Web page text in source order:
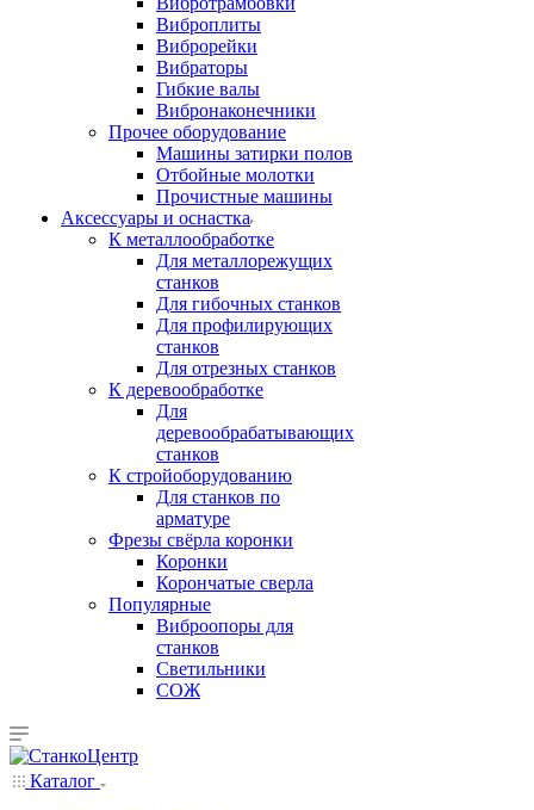
Виброплиты
Виброрейки
Вибраторы
Гибкие валы
Вибронаконечники
Прочее оборудование
Машины затирки полов
Отбойные молотки
Прочистные машины
Аксeccyapы и оснастка
К металлообработке
Для металлорежущих
станков
Для гибочных станков
Для профилирующих
станков
Для отрезных станков
К деревообработке
Для
деревообрабатывающих
станков
К стройоборудованию
Для станков по
арматуре
Фрезы свёрла коронки
Коронки
Корончатые сверла
Популярные
Виброопоры для
станков
Светильники
СОЖ
Каталог